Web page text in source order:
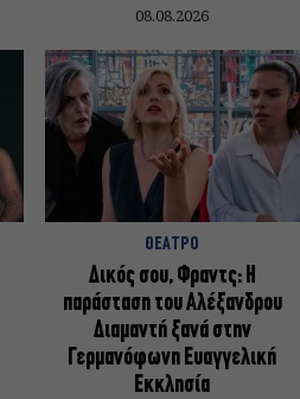
08.08.2026
ΘΕΑΤΡΟ
Δικός σου, Φραντς: Η
παράσταση του Αλέξανδρου
Διαμαντή ξανά στην
Γερμανόφωνη Ευαγγελική
Εκκλησία